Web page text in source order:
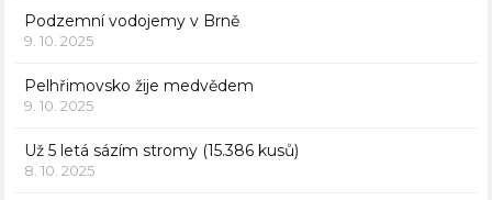
Podzemní vodojemy v Brně
9. 10. 2025
Pelhřimovsko žije medvědem
9. 10. 2025
Už 5 letá sázím stromy (15.386 kusů)
8. 10. 2025